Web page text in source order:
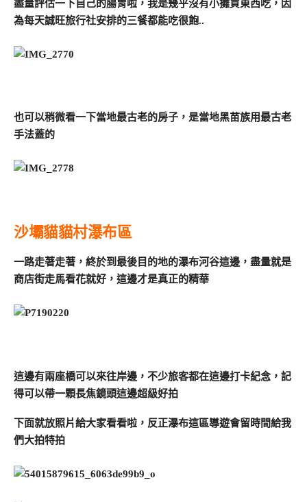
盡量評估一下自己的腸胃啦，我是幾乎沒有小攤買東西吃，因
為每天誠旺旅行社安排的三餐都能吃很飽..
也可以稍微看一下當地最古老的房子，是當地黑苗族用最古老
手法蓋的
沙壩貓貓村瀑布區
一路走著走著，終於到最後目的地的瀑布河谷這邊，盡量就是
商店街走馬看花就好，這邊才是真正的精華
這邊有兩座橋可以來往岸邊，不少旅客都在這邊打卡紀念，記
得可以帶一顆長焦鏡頭這邊超級好拍
下面就放照片給大家看看啦，反正瀑布這區導遊會留時間給我
們大拍特拍